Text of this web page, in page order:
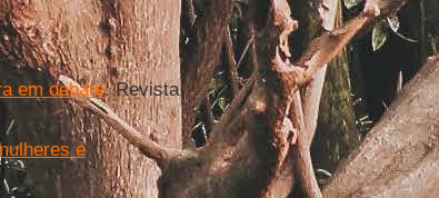
em debate. Revista
e